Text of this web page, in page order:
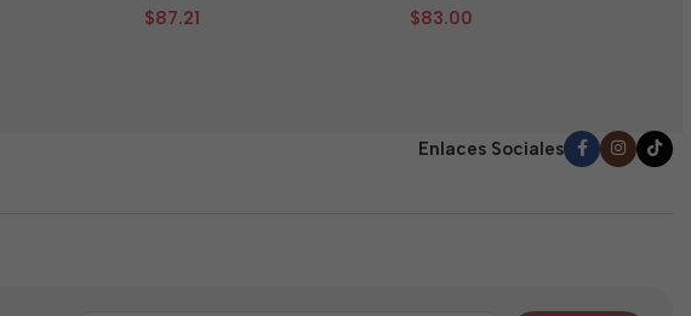
0
$87.21
0
$83.00
Enlaces Sociales